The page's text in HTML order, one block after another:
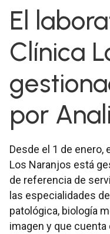
El
Clínica
por
Desde el 1 de enero,
Los Naranjos está
de referencia de
las especialidades
patológica, biología
imagen y que